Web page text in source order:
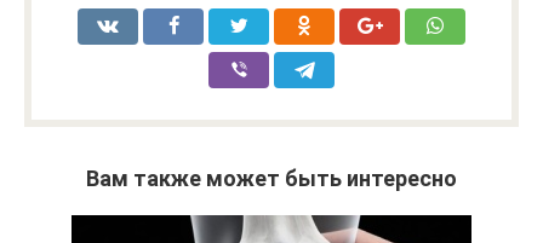
Вам также может быть интересно